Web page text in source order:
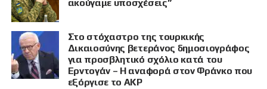
ακούγαμε υποσχέσεις”
Στο στόχαστρο της τουρκικής
Δικαιοσύνης βετεράνος δημοσιογράφος
για προσβλητικό σχόλιο κατά του
Ερντογάν – Η αναφορά στον Φράνκο που
εξόργισε το AKP